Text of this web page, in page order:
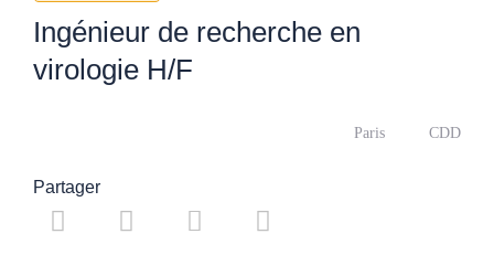
Ingénieur de recherche en
virologie H/F
Paris CDD
Partager